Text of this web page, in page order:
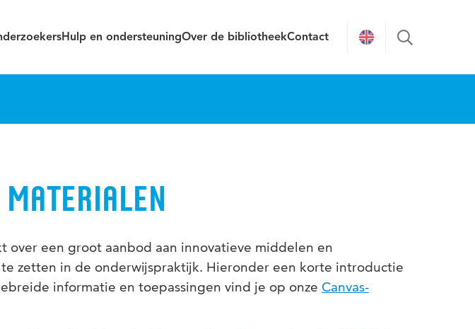
Hulp en ondersteuningOver de bibliotheekContact
over een groot aanbod aan innovatieve middelen en
zetten in de onderwijspraktijk. Hieronder een korte introductie
informatie en toepassingen vind je op onze Canvas-